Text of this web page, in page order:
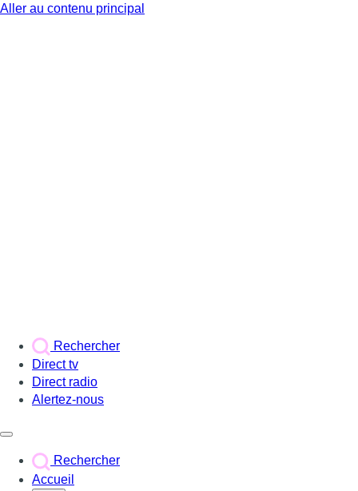
Aller au contenu principal
Rechercher
Direct tv
Direct radio
Alertez-nous
Rechercher
Accueil